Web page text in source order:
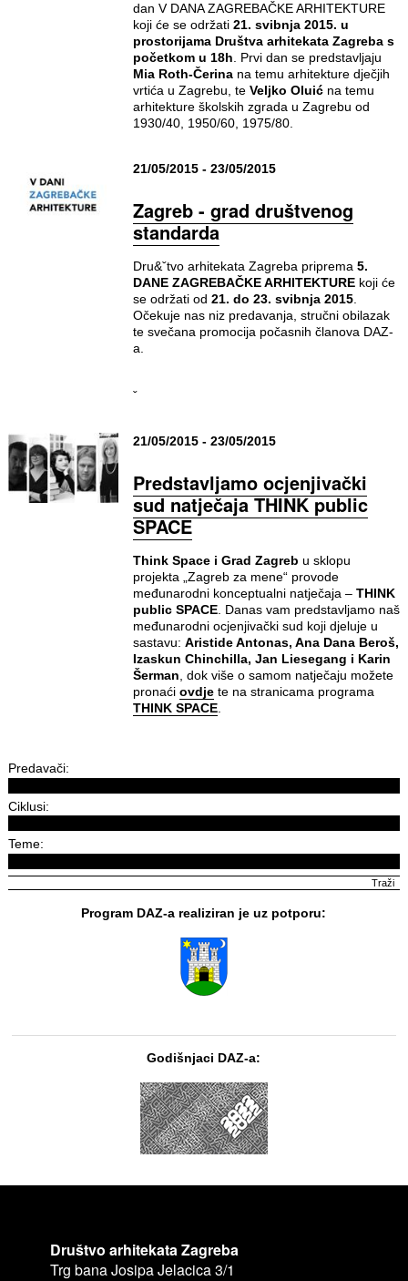
dan V DANA ZAGREBAČKE ARHITEKTURE
koji će se održati 21. svibnja 2015. u
prostorijama Društva arhitekata Zagreba s
početkom u 18h . Prvi dan se predstavljaju
Mia Roth-Čerinana temu arhitekture dječjih
vrtića u Zagrebu, te Veljko Oluićna temu
arhitekture školskih zgrada u Zagrebu od
1930/40, 1950/60, 1975/80.
21/05/2015 - 23/05/2015
Zagreb - grad društvenog
standarda
Dru&ˇtvo arhitekata Zagreba priprema 5.
DANE ZAGREBAČKE ARHITEKTUREkoji će
se održati od 21. do 23. svibnja 2015.
Očekuje nas niz predavanja, stručni obilazak
te svečana promocija počasnih članova DAZ-
a.
ˇ
21/05/2015 - 23/05/2015
Predstavljamo ocjenjivački
sud natječaja THINK public
SPACE
Think Space i Grad Zagreb u sklopu
projekta „Zagreb za mene“ provode
međunarodni konceptualni natječaja – THINK
public SPACE. Danas vam predstavljamo naš
međunarodni ocjenjivački sud koji djeluje u
sastavu: Aristide Antonas, Ana Dana Beroš,
Izaskun Chinchilla, Jan Liesegang i Karin
Šerman , dok više o samom natječaju možete
pronaći ovdjete na stranicama programa
THINK SPACE.
Predavači:
Ciklusi:
Teme:
Program DAZ-a realiziran je uz potporu:
Godišnjaci DAZ-a:
Društvo arhitekata Zagreba
Trg bana Josipa Jelacica 3/1